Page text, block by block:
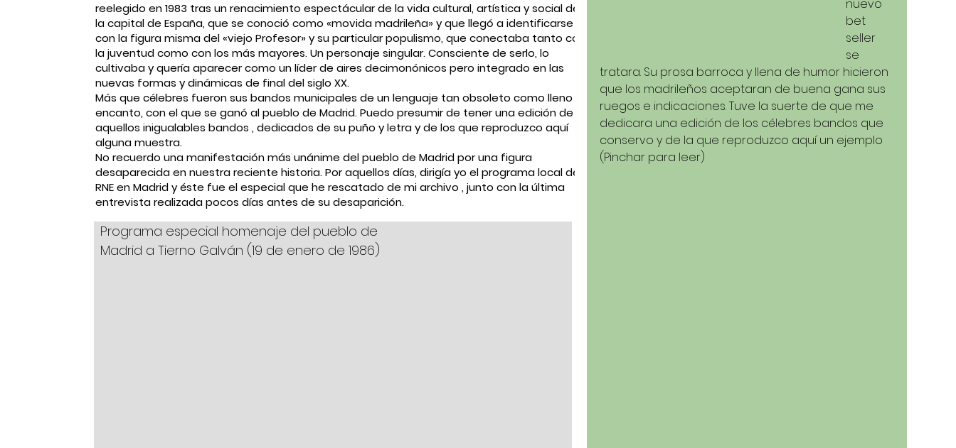
reelegido en 1983 tras un renacimiento espectácular de la vida cultural, artística y social de
la capital de España, que se conoció como «movida madrileña» y que llegó a identificarse
con la figura misma del «viejo Profesor» y su particular populismo, que conectaba tanto con
la juventud como con los más mayores. Un personaje singular. Consciente de serlo, lo
cultivaba y quería aparecer como un líder de aires decimonónicos pero integrado en las
nuevas formas y dinámicas de final del siglo XX.
Más que célebres fueron sus bandos municipales de un lenguaje tan obsoleto como lleno de
encanto, con el que se ganó al pueblo de Madrid. Puedo presumir de tener una edición de
aquellos inigualables bandos , dedicados de su puño y letra y de los que reproduzco aquí
alguna muestra.
No recuerdo una manifestación más unánime del pueblo de Madrid por una figura
desaparecida en nuestra reciente historia. Por aquellos días, dirigía yo el programa local de
RNE en Madrid y éste fue el especial que he rescatado de mi archivo , junto con la última
entrevista realizada pocos días antes de su desaparición.
Programa especial homenaje del pueblo de
Madrid a Tierno Galván (19 de enero de 1986)
nuevo
bet
seller
se
tratara. Su prosa barroca y llena de humor hicieron
que los madrileños aceptaran de buena gana sus
ruegos e indicaciones. Tuve la suerte de que me
dedicara una edición de los célebres bandos que
conservo y de la que reproduzco aquí un ejemplo
(Pinchar para leer)